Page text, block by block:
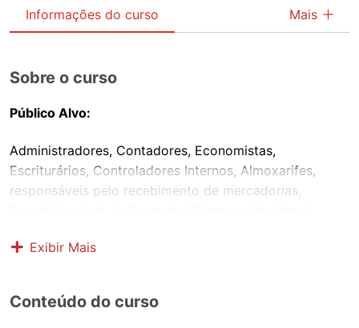
Informações do curso Mais
Sobre o curso
Público Alvo:
Administradores, Contadores, Economistas,
Escriturários, Controladores Internos, Almoxarifes,
responsáveis pelo recebimento de mercadorias,
responsáveis pelo Patrimônio Municipal, servidores
Almoxarifado.
Exibir Mais
Conteúdo do curso